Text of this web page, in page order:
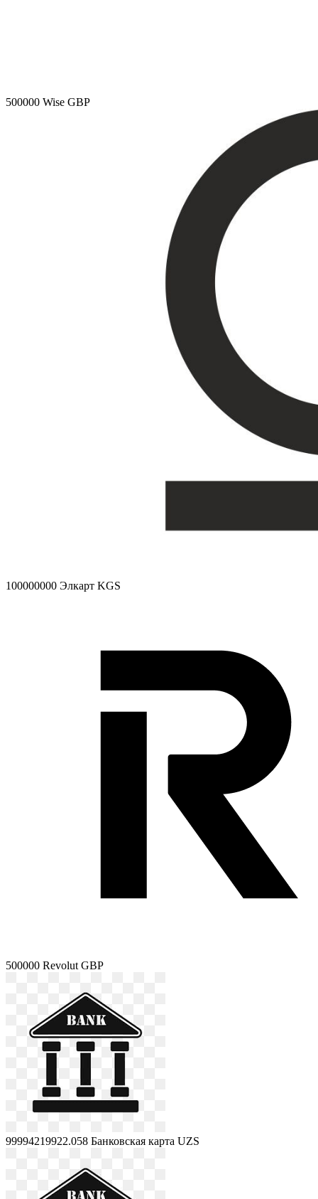
500000 Wise GBP
100000000 Элкарт KGS
500000 Revolut GBP
99994219922.058 Банковская карта UZS